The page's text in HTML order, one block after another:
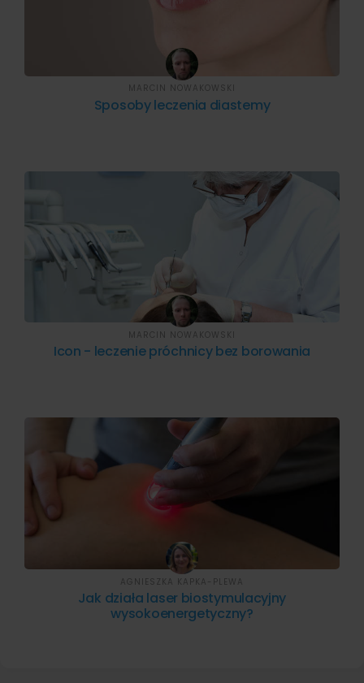
Sposoby leczenia diastemy
MARCIN NOWAKOWSKI
Icon - leczenie próchnicy bez borowania
MARCIN NOWAKOWSKI
Jak działa laser biostymulacyjny
wysokoenergetyczny?
AGNIESZKA KAPKA-PLEWA